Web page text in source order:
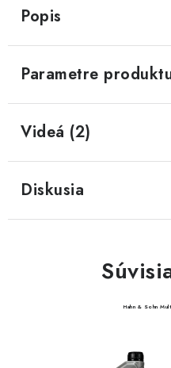
Popis
Parametre
Videá (2)
Diskusia